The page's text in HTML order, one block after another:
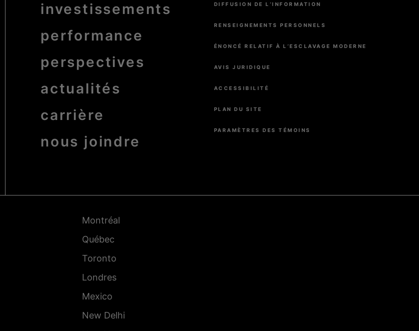
Menu
Pied
de
investissements
performance
perspectives
actualités
carrière
nous joindre
Menu
page
DIFFUSION DE L’INFORMATION
RENSEIGNEMENTS PERSONNELS
ÉNONCÉ RELATIF À L’ESCLAVAGE MODERNE
AVIS JURIDIQUE
ACCESSIBILITÉ
PLAN DU SITE
PARAMÈTRES DES TÉMOINS
-
Villes
Montréal
Québec
Toronto
Londres
Mexico
New Delhi